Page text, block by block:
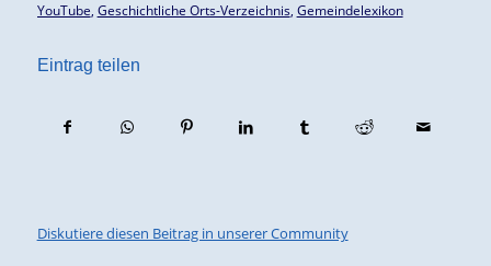
YouTube, Geschichtliche Orts-Verzeichnis, Gemeindelexikon
Eintrag teilen
Diskutiere diesen Beitrag in unserer Community